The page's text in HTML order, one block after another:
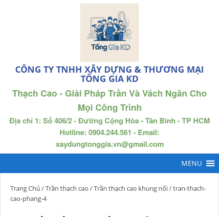
CÔNG TY TNHH XÂY DỰNG & THƯƠNG MẠI
TỐNG GIA KD
Thạch Cao - Giải Pháp Trần Và Vách Ngăn Cho
Mọi Công Trình
Địa chỉ 1: Số 406/2 - Đường Cộng Hòa - Tân Bình - TP HCM
Hotline: 0904.244.561 - Email:
xaydungtonggia.vn@gmail.com
Trang Chủ /Trần thạch cao /Trần thạch cao khung nổi/ tran-thach-
cao-phang-4